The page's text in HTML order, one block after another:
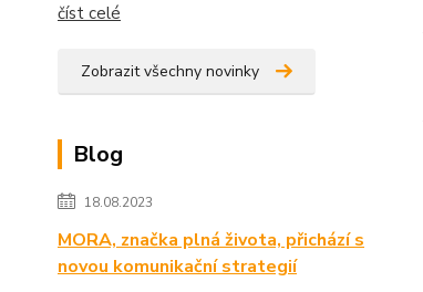
číst celé
Zobrazit všechny novinky
Blog
18.08.2023
MORA, značka plná života, přichází s
novou komunikační strategií